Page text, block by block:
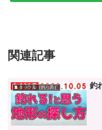
関連記事
🧵タックル（釣り具） 釣